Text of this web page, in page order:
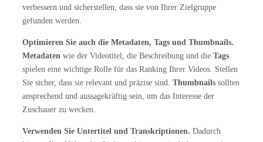
verbessern und sicherstellen, dass sie von Ihrer Zielgruppe
gefunden werden.
Optimieren Sie auch die Metadaten, Tags und Thumbnails.
Metadaten wie der Videotitel, die Beschreibung und die Tags
spielen eine wichtige Rolle für das Ranking Ihrer Videos. Stellen
Sie sicher, dass sie relevant und präzise sind. Thumbnails sollten
ansprechend und aussagekräftig sein, um das Interesse der
Zuschauer zu wecken.
Verwenden Sie Untertitel und Transkriptionen. Dadurch